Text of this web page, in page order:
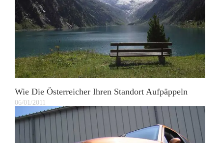
Wie Die Österreicher Ihren Standort Aufpäppeln
06/01/2011